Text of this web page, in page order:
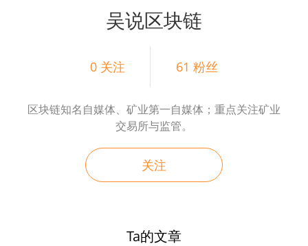
吴说区块链
0关注 61 粉丝
区块链知名自媒体、矿业第一自媒体；重点关注矿业
交易所与监管。
关注
Ta的文章